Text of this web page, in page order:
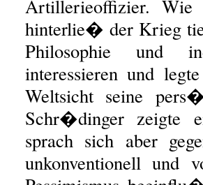
Artillerieoffizier. Wie
hinterlie� der Krieg
Philosophie und
interessieren und
Weltsicht seine
Schr�dinger zeigte
sprach sich aber
unkonventionell und